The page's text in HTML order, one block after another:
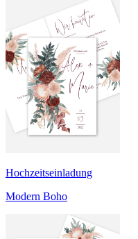
Hochzeitseinladung
Modern Boho